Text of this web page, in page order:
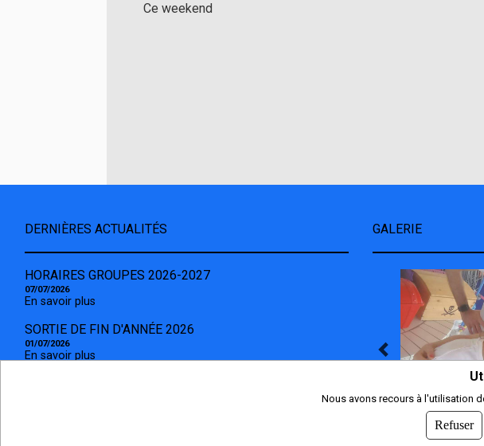
Ce weekend
DERNIÈRES ACTUALITÉS
HORAIRES GROUPES 2026-2027
07/07/2026
En savoir plus
SORTIE DE FIN D'ANNÉE 2026
01/07/2026
En savoir plus
GALERIE
Nous avons recours à l'utilisation
Refuser